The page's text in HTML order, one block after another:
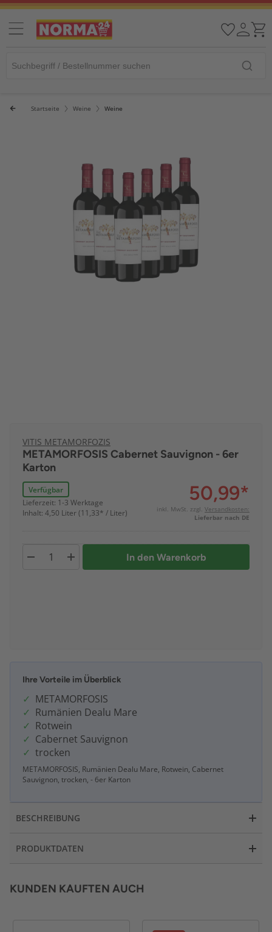
Startseite Weine Weine
VITIS METAMORFOZIS
METAMORFOSIS Cabernet Sauvignon - 6er
Karton
Verfügbar
Lieferzeit: 1-3 Werktage
Inhalt: 4,50 Liter (11,33* / Liter)
50,99*
inkl. MwSt. zzgl. Versandkosten:
Lieferbar nach DE
In den Warenkorb
Ihre Vorteile im Überblick
METAMORFOSIS
Rumänien Dealu Mare
Rotwein
Cabernet Sauvignon
trocken
METAMORFOSIS, Rumänien Dealu Mare, Rotwein, Cabernet
Sauvignon, trocken, - 6er Karton
BESCHREIBUNG
PRODUKTDATEN
KUNDEN KAUFTEN AUCH